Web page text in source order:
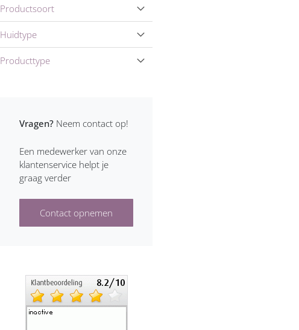
Productsoort
Huidtype
Producttype
Vragen? Neem contact op!
Een medewerker van onze
klantenservice helpt je
graag verder
Contact opnemen